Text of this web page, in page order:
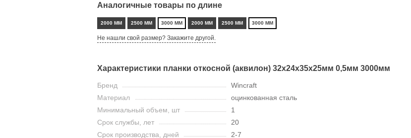
Аналогичные товары по длине
2000 ММ 2500 ММ 3000 ММ 2000 ММ 2500 ММ 3000 ММ
Не нашли свой размер? Закажите другой.
Характеристики планки откосной (аквилон) 32х24х35х25мм 0,5мм 3000мм
Бренд
Wincraft
Материал
оцинкованная сталь
Минимальный объем, шт
1
Срок службы, лет
20
Срок производства, дней
2-7